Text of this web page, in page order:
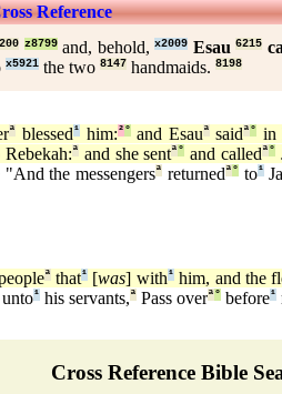
Reference
z8799and, behold, x2009 Esau 6215
x5921 the two 8147 handmaids. 8198
ª blessed¹ him:²°and Esauª saidª° in
Rebekah:ª and she sentª° and calledª°
"And the messengersª returnedª°to¹
ª that¹ [was] with¹him, and the
unto¹ his servants,ª Pass overª° before¹
Cross Reference Bible